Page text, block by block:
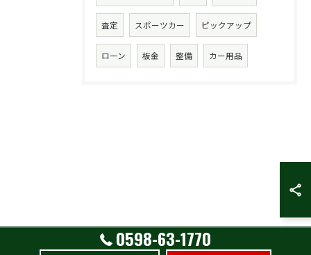
査定 スポーツカー ピックアップ
ローン 板金 整備 カー用品
0598-63-1770